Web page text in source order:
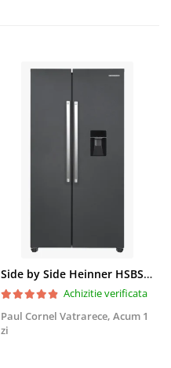
Side by Side Heinner HSBS-HM439NFINVDGWDE++, Total No Frost, Compresor Inverter, Dozator Apa, Display Touch LED, 439 L, Clasa E, Gri Antracit Texturat
Achizitie verificata
Paul Cornel Vatrarece, Acum 1
zi